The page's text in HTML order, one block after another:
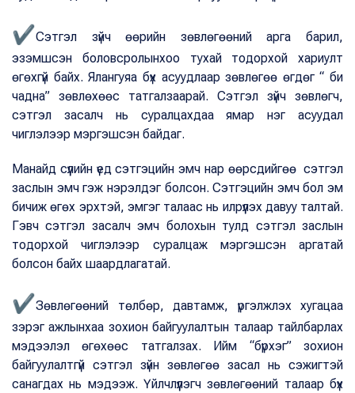
✔Сэтгэл зүйч өөрийн зөвлөгөөний арга барил,
эзэмшсэн боловсролынхоо тухай тодорхой хариулт
өгөхгүй байх. Ялангуяа бүх асуудлаар зөвлөгөө өгдөг “ би
чадна” зөвлөхөөс татгалзаарай. Сэтгэл зүйч зөвлөгч,
сэтгэл засалч нь суралцахдаа ямар нэг асуудал
чиглэлээр мэргэшсэн байдаг.
Манайд сүүлийн үед сэтгэцийн эмч нар өөрсдийгөө сэтгэл
заслын эмч гэж нэрэлдэг болсон. Сэтгэцийн эмч бол эм
бичиж өгөх эрхтэй, эмгэг талаас нь илрүүлэх давуу талтай.
Гэвч сэтгэл засалч эмч болохын тулд сэтгэл заслын
тодорхой чиглэлээр суралцаж мэргэшсэн аргатай
болсон байх шаардлагатай.
✔Зөвлөгөөний төлбөр, давтамж, үргэлжлэх хугацаа
зэрэг ажлынхаа зохион байгуулалтын талаар тайлбарлах
мэдээлэл өгөхөөс татгалзах. Ийм “бүрхэг” зохион
байгуулалтгүй сэтгэл зүйн зөвлөгөө засал нь сэжигтэй
санагдах нь мэдээж. Үйлчлүүлэгч зөвлөгөөний талаар бүх